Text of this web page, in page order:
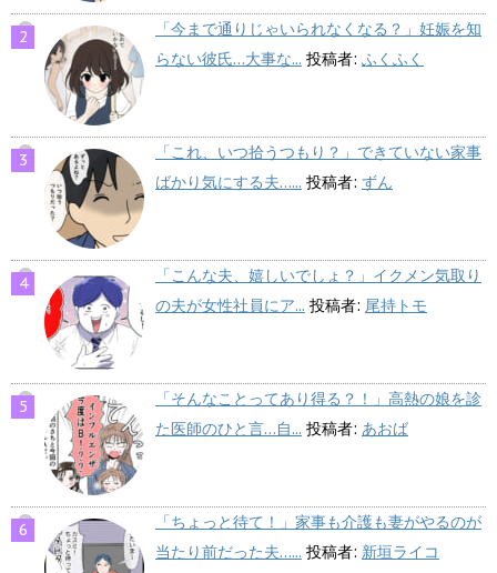
「今まで通りじゃいられなくなる？」妊娠を知
らない彼氏…大事な... 投稿者: ふくふく
「これ、いつ拾うつもり？」できていない家事
ばかり気にする夫…... 投稿者: ずん
「こんな夫、嬉しいでしょ？」イクメン気取り
の夫が女性社員にア... 投稿者: 尾持トモ
「そんなことってあり得る？！」高熱の娘を診
た医師のひと言…自... 投稿者: あおば
「ちょっと待て！」家事も介護も妻がやるのが
当たり前だった夫…... 投稿者: 新垣ライコ